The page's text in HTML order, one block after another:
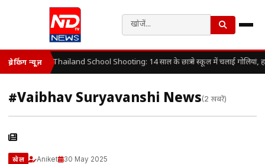
ब्रेकिंग न्यूज़ Thailand School Shooting: 14 साल के छात्र ने स्कूल में चलाई गोलियां,
#Vaibhav Suryavanshi News(2 खबरें)
खेल Aniket 30 May 2025